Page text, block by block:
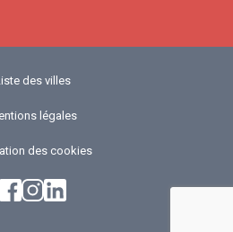
des villes
légales
des cookies